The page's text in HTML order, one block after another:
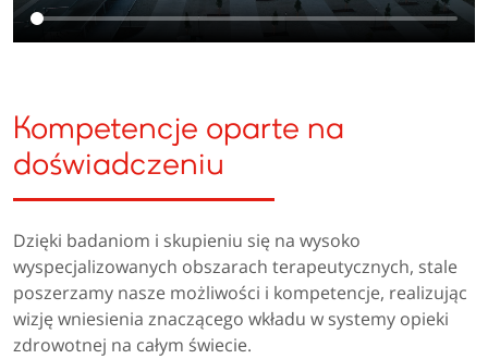
Kompetencje oparte na
doświadczeniu
Dzięki badaniom i skupieniu się na wysoko
wyspecjalizowanych obszarach terapeutycznych, stale
poszerzamy nasze możliwości i kompetencje, realizując
wizję wniesienia znaczącego wkładu w systemy opieki
zdrowotnej na całym świecie.